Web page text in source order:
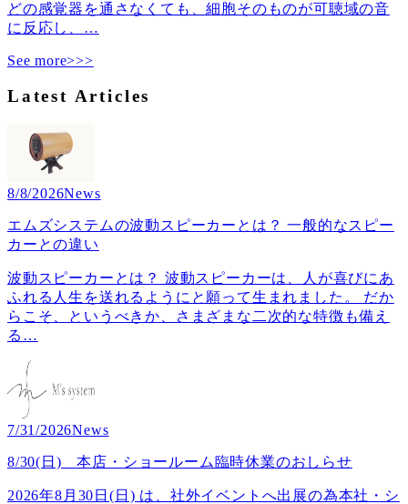
どの感覚器を通さなくても、細胞そのものが可聴域の音
に反応し、 …
See more>>>
Latest Articles
8/8/2026News
エムズシステムの波動スピーカーとは？ 一般的なスピー
カーとの違い
波動スピーカーとは？ 波動スピーカーは、人が喜びにあ
ふれる人生を送れるようにと願って生まれました。 だか
らこそ、というべきか、さまざまな二次的な特徴も備え
る …
7/31/2026News
8/30(日) 本店・ショールーム臨時休業のおしらせ
2026年8月30日(日) は、社外イベントへ出展の為本社・シ